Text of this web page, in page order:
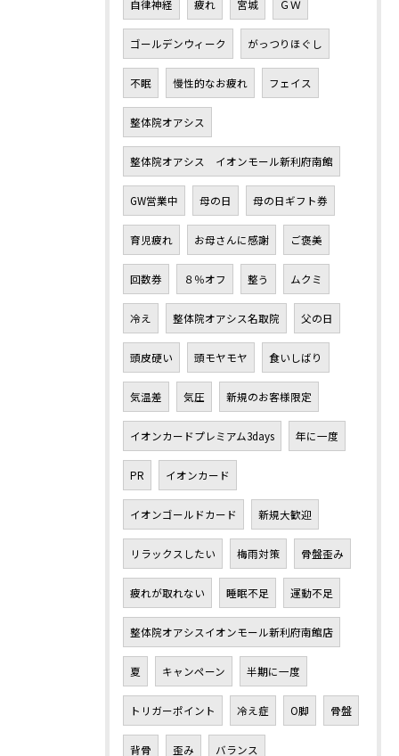
自律神経 疲れ 宮城 ＧＷ
ゴールデンウィーク がっつりほぐし
不眠 慢性的なお疲れ フェイス
整体院オアシス
整体院オアシス イオンモール新利府南館
GW営業中 母の日 母の日ギフト券
育児疲れ お母さんに感謝 ご褒美
回数券 ８％オフ 整う ムクミ
冷え 整体院オアシス名取院 父の日
頭皮硬い 頭モヤモヤ 食いしばり
気温差 気圧 新規のお客様限定
イオンカードプレミアム3days 年に一度
PR イオンカード
イオンゴールドカード 新規大歓迎
リラックスしたい 梅雨対策 骨盤歪み
疲れが取れない 睡眠不足 運動不足
整体院オアシスイオンモール新利府南館店
夏 キャンペーン 半期に一度
トリガーポイント 冷え症 O脚 骨盤
背骨 歪み バランス